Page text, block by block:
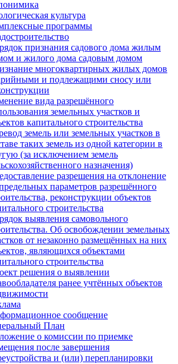
культура
программы
признания садового дома жилым
и жилого дома садовым домом
многоквартирных жилых домов
и подлежащими сносу или
вида разрешённого
земельных участков и
капитального строительства
земель или земельных участков в
таких земель из одной категории в
(за исключением земель
назначения)
разрешения на отклонение
параметров разрешённого
реконструкции объектов
строительства
выявления самовольного
Об освобождении земельных
от незаконно размещённых на них
являющихся объектами
строительства
решения о выявлении
ранее учтённых объектов
сообщение
План
о комиссии по приемке
после завершения
и (или) перепланировки